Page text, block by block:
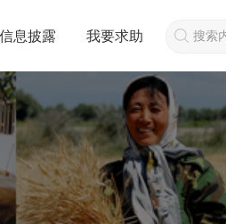
信息披露 我要求助